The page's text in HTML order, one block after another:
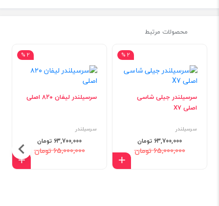
محصولات مرتبط
2 %
سرسیلندر جیلی شاسی
اصلی X7
سرسیلندر
63,700,000 تومان
65,000,000 تومان
2 %
سرسیلندر لیفان ۸۲۰ اصلی
سرسیلندر
63,700,000 تومان
65,000,000 تومان